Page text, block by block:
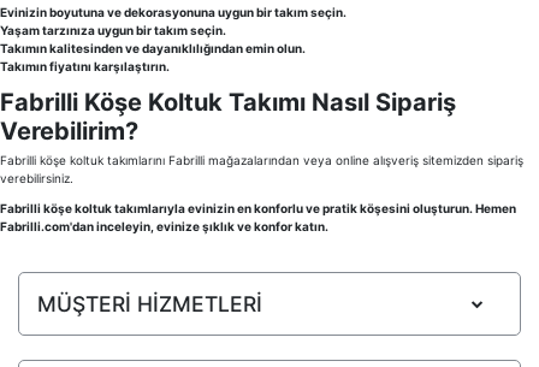
Evinizin boyutuna ve dekorasyonuna uygun bir takım seçin.
Yaşam tarzınıza uygun bir takım seçin.
Takımın kalitesinden ve dayanıklılığından emin olun.
Takımın fiyatını karşılaştırın.
Fabrilli Köşe Koltuk Takımı Nasıl Sipariş
Verebilirim?
Fabrilli köşe koltuk takımlarını Fabrilli mağazalarından veya online alışveriş sitemizden sipariş
verebilirsiniz.
Fabrilli köşe koltuk takımlarıyla evinizin en konforlu ve pratik köşesini oluşturun. Hemen
Fabrilli.com'dan inceleyin, evinize şıklık ve konfor katın.
MÜŞTERİ HİZMETLERİ